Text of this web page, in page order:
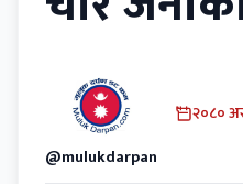
@mulukdarpan
२०८०